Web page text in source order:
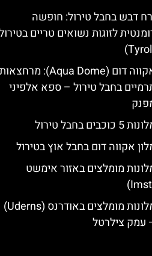
דבש בחבל טירול: חופשה
לזוגות נשואים טריים
אקווה דום (Aqua Dome): מרחצאות
בחבל טירול – ספא אלפיני
5 כוכבים בחבל טירול
אקווה דום בחבל אוץ בטירול
מומלצים באזור אימשט
מלונות מומלצים באודרנס (Uderns)
עמק צילרטל